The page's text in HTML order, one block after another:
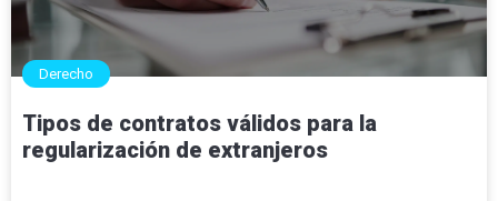
Derecho
Tipos de contratos válidos para la
regularización de extranjeros